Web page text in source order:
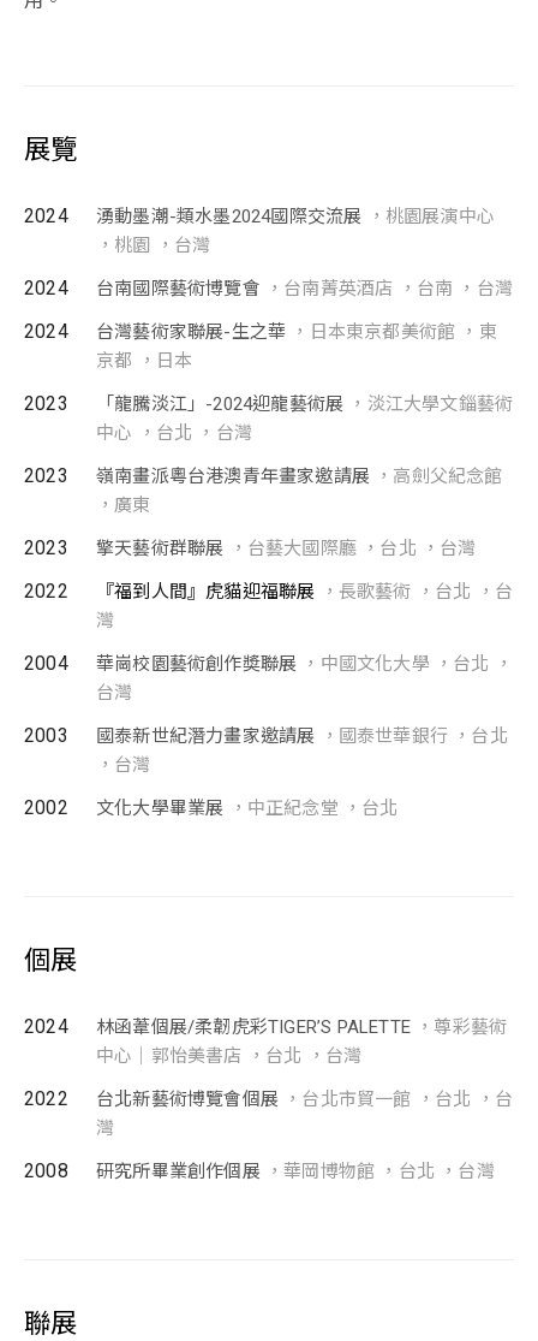
展覽
2024 湧動墨潮-類水墨2024國際交流展 ，桃園展演中心
，桃園 ，台灣
2024 台南國際藝術博覽會 ，台南菁英酒店 ，台南 ，台灣
2024 台灣藝術家聯展-生之華 ，日本東京都美術館 ，東
京都 ，日本
2023 「龍騰淡江」-2024迎龍藝術展 ，淡江大學文錙藝術
中心 ，台北 ，台灣
2023 嶺南畫派粵台港澳青年畫家邀請展 ，高劍父紀念館
，廣東
2023 擎天藝術群聯展 ，台藝大國際廳 ，台北 ，台灣
2022 『福到人間』虎貓迎福聯展 ，長歌藝術 ，台北 ，台
灣
2004 華崗校園藝術創作奬聯展 ，中國文化大學 ，台北 ，
台灣
2003 國泰新世紀潛力畫家邀請展 ，國泰世華銀行 ，台北
，台灣
2002 文化大學畢業展 ，中正紀念堂 ，台北
個展
2024 林函葦個展/柔韌虎彩TIGER’S PALETTE ，尊彩藝術
中心｜郭怡美書店 ，台北 ，台灣
2022 台北新藝術博覽會個展 ，台北市貿一館 ，台北 ，台
灣
2008 研究所畢業創作個展 ，華岡博物館 ，台北 ，台灣
聯展